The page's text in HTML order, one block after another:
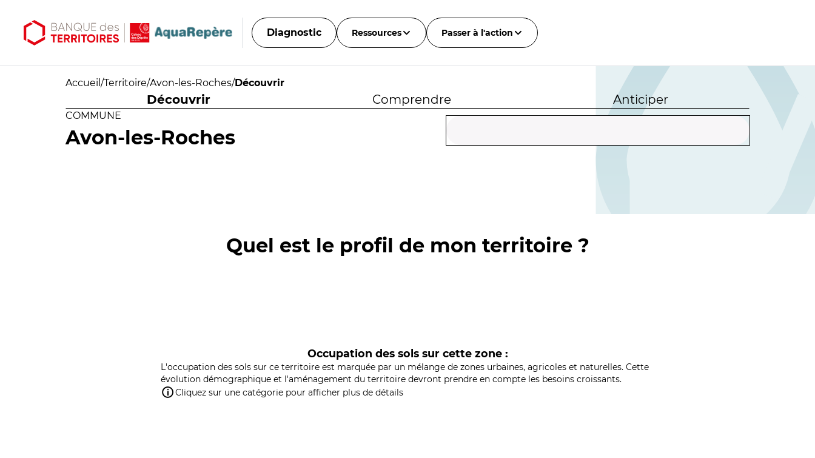
Diagnostic Ressources Passer à l'action
Accueil /Territoire/Avon-les-Roches/Découvrir
Découvrir Comprendre Anticiper
COMMUNE
Avon-les-Roches
Quel est le profil de mon territoire ?
Occupation des sols sur cette zone :
L'occupation des sols sur ce territoire est marquée par un mélange de zones urbaines, agricoles et naturelles. Cette
évolution démographique et l'aménagement du territoire devront prendre en compte les besoins croissants.
Cliquez sur une catégorie pour afficher plus de détails